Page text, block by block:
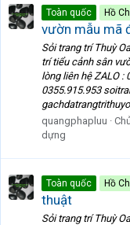
Toàn quốc Hồ
vườn mẫu mã
Sỏi trang trí Thuỳ
trí tiểu cảnh sân
lòng liên hệ ZALO :
0355.915.953
quangphapluu
dựng
Toàn quốc Hồ
thuật
Sỏi trang trí Thuỳ